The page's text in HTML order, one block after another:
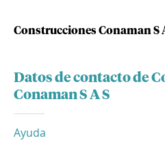
Construcciones Conaman S
Datos de contacto de
Conaman S A S
Ayuda